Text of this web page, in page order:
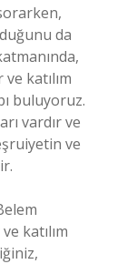
da
katılım
buluyoruz.
vardır ve
ve
katılım